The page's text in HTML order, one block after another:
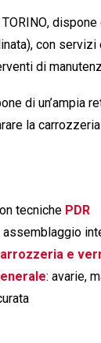
, dispone
con
di
di un’ampia
tecniche PDR
assemblaggio
e
: avarie,